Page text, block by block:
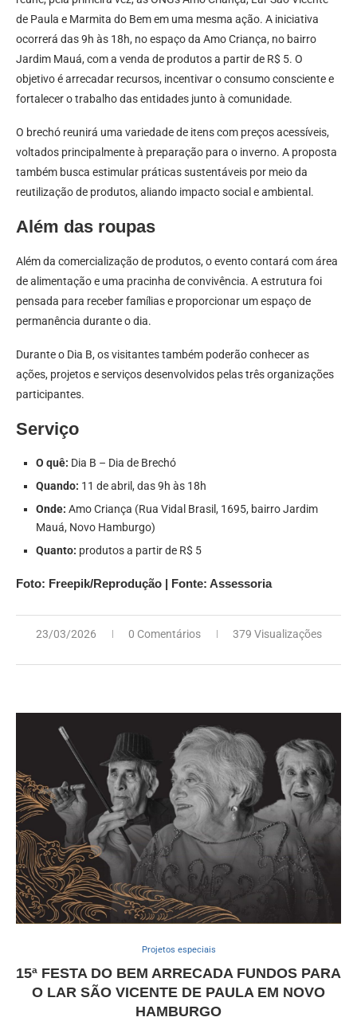
de Paula e Marmita do Bem em uma mesma ação. A iniciativa
ocorrerá das 9h às 18h, no espaço da Amo Criança, no bairro
Jardim Mauá, com a venda de produtos a partir de R$ 5. O
objetivo é arrecadar recursos, incentivar o consumo consciente e
fortalecer o trabalho das entidades junto à comunidade.
O brechó reunirá uma variedade de itens com preços acessíveis,
voltados principalmente à preparação para o inverno. A proposta
também busca estimular práticas sustentáveis por meio da
reutilização de produtos, aliando impacto social e ambiental.
Além das roupas
Além da comercialização de produtos, o evento contará com área
de alimentação e uma pracinha de convivência. A estrutura foi
pensada para receber famílias e proporcionar um espaço de
permanência durante o dia.
Durante o Dia B, os visitantes também poderão conhecer as
ações, projetos e serviços desenvolvidos pelas três organizações
participantes.
Serviço
O quê: Dia B – Dia de Brechó
Quando: 11 de abril, das 9h às 18h
Onde: Amo Criança (Rua Vidal Brasil, 1695, bairro Jardim
Mauá, Novo Hamburgo)
Quanto: produtos a partir de R$ 5
Foto: Freepik/Reprodução | Fonte: Assessoria
23/03/2026 0 Comentários 379 Visualizações
Projetos especiais
15ª FESTA DO BEM ARRECADA FUNDOS PARA
O LAR SÃO VICENTE DE PAULA EM NOVO
HAMBURGO